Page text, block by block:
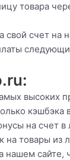
товара
свой счет на
высоких
кэшбэка
на счет
товары из
нашем